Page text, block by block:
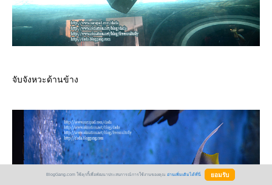
จับจังหวะด้านข้าง
BlogGang.com ใช้คุกกี้เพื่อพัฒนาประสบการณ์การใช้งานของคุณ อ่านเพิ่มเติมได้ที่นี่